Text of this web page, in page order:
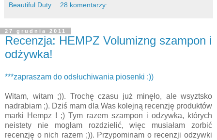
Beautiful Duty 28 komentarzy:
27 grudnia 2011
Recenzja: HEMPZ Volumizng szampon i
odżywka!
***zapraszam do odsłuchiwania piosenki :))
Witam, witam ;)). Trochę czasu już minęło, ale wsyztsko
nadrabiam ;). Dziś mam dla Was kolejną recenzję produktów
marki Hempz ! ;) Tym razem szampon i odzywka, których
neistety nie mogłam rozdzielić, więc musiałam zorbić
recenzję o nich razem ;)). Przypominam o recenzji odzywki